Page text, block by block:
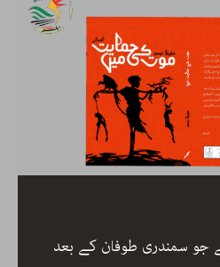
بصری شاعری، نیّر مسعود کا